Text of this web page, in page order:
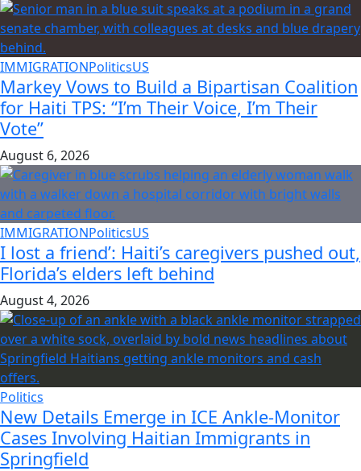
IMMIGRATIONPoliticsUS
Markey Vows to Build a Bipartisan Coalition
for Haiti TPS: “I’m Their Voice, I’m Their
Vote”
August 6, 2026
IMMIGRATIONPoliticsUS
I lost a friend’: Haiti’s caregivers pushed out,
Florida’s elders left behind
August 4, 2026
Politics
New Details Emerge in ICE Ankle-Monitor
Cases Involving Haitian Immigrants in
Springfield